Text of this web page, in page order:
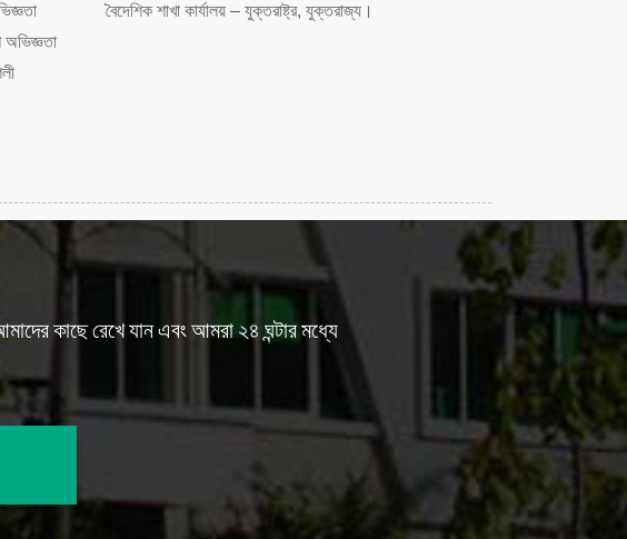
অভিজ্ঞতা
বৈদেশিক শাখা কার্যালয় – যুক্তরাষ্ট্র, যুক্তরাজ্য।
কাছে রেখে যান এবং আমরা ২৪ ঘন্টার মধ্যে